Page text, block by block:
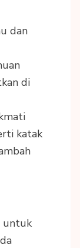
dan
di
katak
untuk